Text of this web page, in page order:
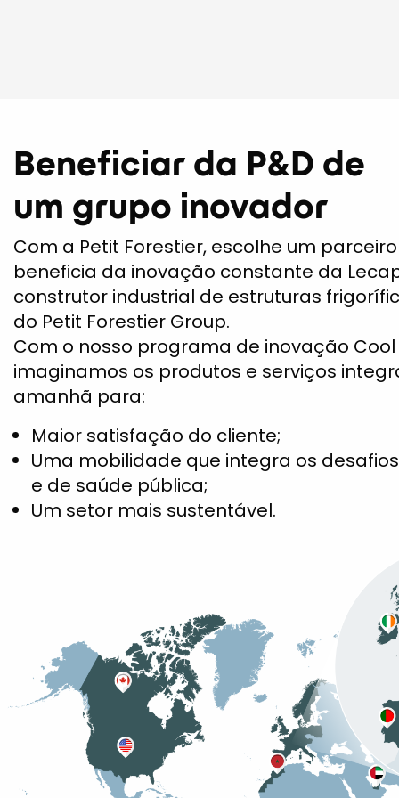
Beneficiar da P&D de
um grupo inovador
Com a Petit Forestier, escolhe um
beneficia da inovação constante da
construtor industrial de estruturas
do Petit Forestier Group.
Com o nosso programa de inovação Cool
imaginamos os produtos e serviços
amanhã para:
Maior satisfação do cliente;
Uma mobilidade que integra os
e de saúde pública;
Um setor mais sustentável.